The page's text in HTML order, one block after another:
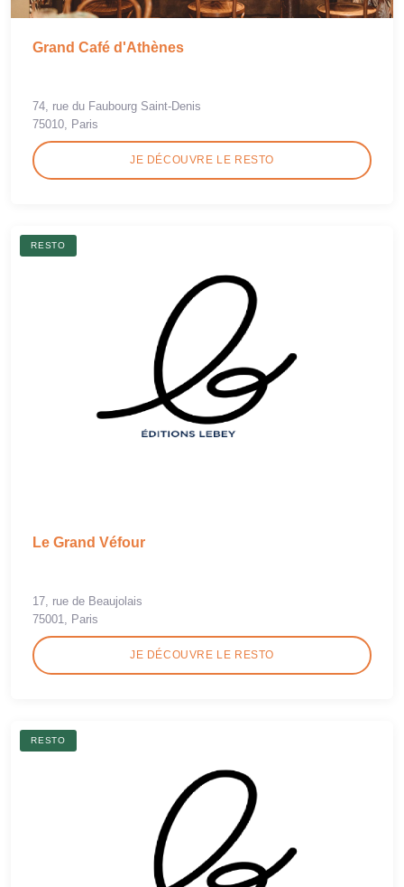
Grand Café d'Athènes
74, rue du Faubourg Saint-Denis
75010, Paris
JE DÉCOUVRE LE RESTO
RESTO
Le Grand Véfour
17, rue de Beaujolais
75001, Paris
JE DÉCOUVRE LE RESTO
RESTO